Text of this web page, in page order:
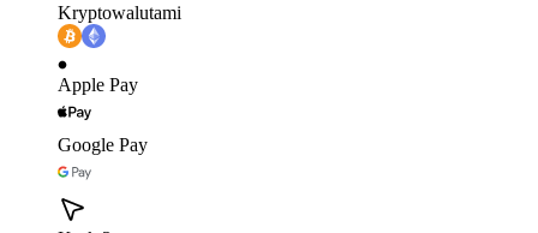
Kryptowalutami
Apple Pay
Google Pay